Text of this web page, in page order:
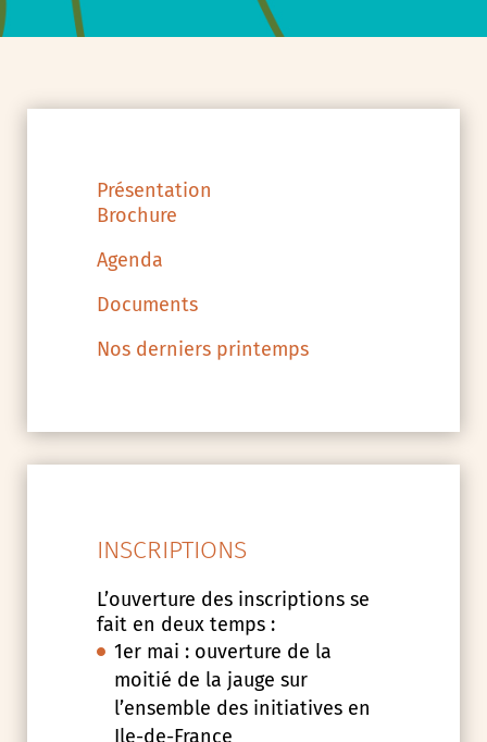
Présentation
Brochure
Agenda
Documents
Nos derniers printemps
INSCRIPTIONS
L’ouverture des inscriptions se
fait en deux temps :
1er mai : ouverture de la
moitié de la jauge sur
l’ensemble des initiatives en
Ile-de-France